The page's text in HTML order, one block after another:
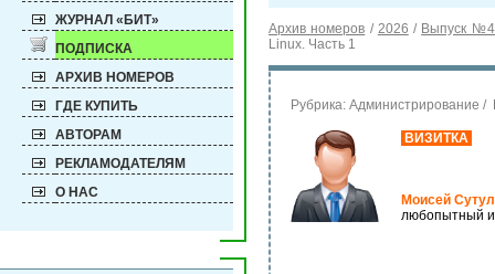
ЖУРНАЛ «БИТ»
ПОДПИСКА
АРХИВ НОМЕРОВ
ГДЕ КУПИТЬ
АВТОРАМ
РЕКЛАМОДАТЕЛЯМ
О НАС
Архив номеров / 2026 / Выпуск
Linux. Часть 1
Рубрика: Администрирование /
ВИЗИТКА
Моисей
любопытный